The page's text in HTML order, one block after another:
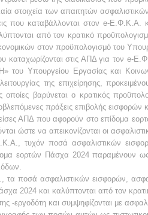
στοιχεία των απαιτητών
που καταβάλλονται στον e-
από τον κρατικό
στον προϋπολογισμό του
καταχωρίζονται στις ΑΠΔ για τον e-
του Υπουργείου Εργασίας και
λειτουργίας της επιχείρησης,
οποίες βαρύνεται ο κρατικός
πράξεις επιβολής εισφορών
ΑΠΔ που αφορούν στο επίδομα
ώστε να απεικονίζονται οι
τυχόν ποσά ασφαλιστικών
εορτών Πάσχα 2024 παραμένουν ως
τα ποσά ασφαλιστικών εισφορών,
2024 και καλύπτονται από τον
-εργοδότη και συμψηφίζονται με